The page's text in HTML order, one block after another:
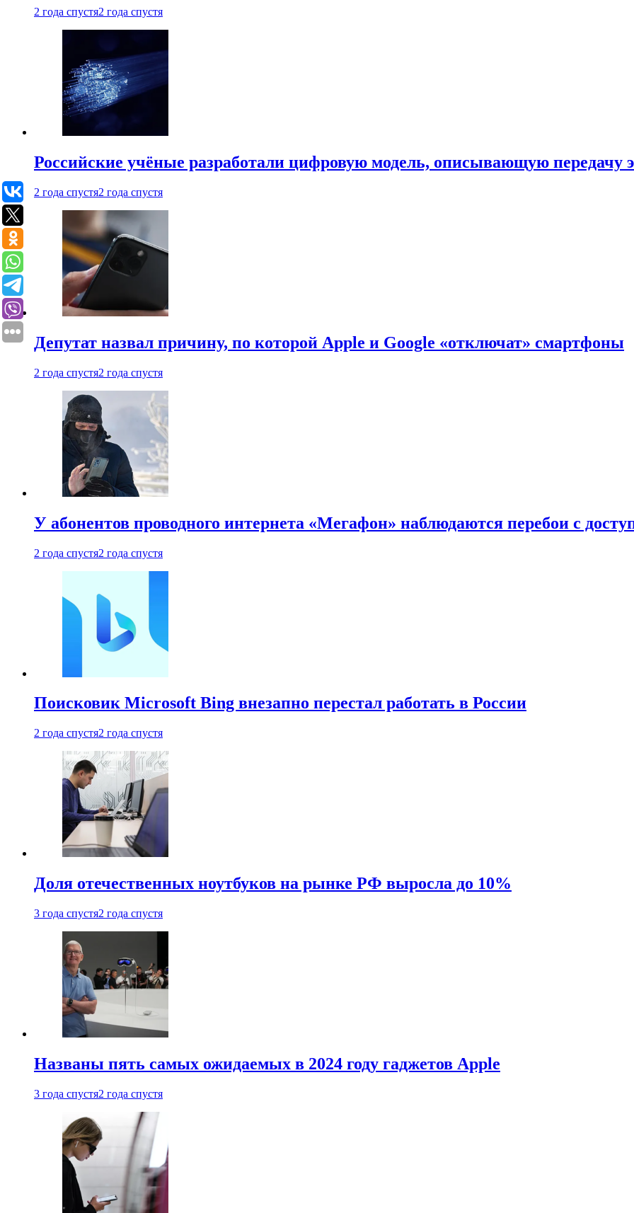
2 года спустя2 года спустя
Российские учёные разработали цифровую модель, описывающую передачу
2 года спустя2 года спустя
Депутат назвал причину, по которой Apple и Google «отключат» смартфоны
2 года спустя2 года спустя
У абонентов проводного интернета «Мегафон» наблюдаются перебои с
2 года спустя2 года спустя
Поисковик Microsoft Bing внезапно перестал работать в России
2 года спустя2 года спустя
Доля отечественных ноутбуков на рынке РФ выросла до 10%
3 года спустя2 года спустя
Названы пять самых ожидаемых в 2024 году гаджетов Apple
3 года спустя2 года спустя